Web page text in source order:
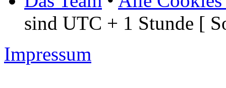
sind UTC + 1 Stunde [
Impressum